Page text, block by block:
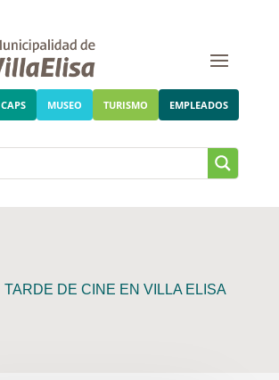
CAPS MUSEO TURISMO EMPLEADOS
TARDE DE CINE EN VILLA ELISA